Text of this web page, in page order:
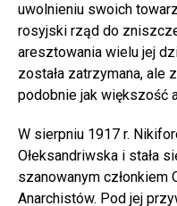
uwolnieniu swoich
rosyjski rząd do
aresztowania wielu jej
została zatrzymana, ale
podobnie jak większość
W sierpniu 1917 r.
Ołeksandriwska i stała
szanowanym członkiem
Anarchistów. Pod jej